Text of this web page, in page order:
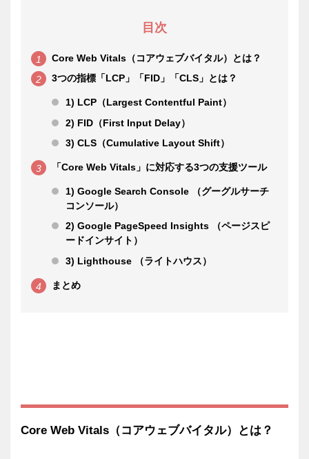
目次
Core Web Vitals（コアウェブバイタル）とは？
3つの指標「LCP」「FID」「CLS」とは？
1) LCP（Largest Contentful Paint）
2) FID（First Input Delay）
3) CLS（Cumulative Layout Shift）
「Core Web Vitals」に対応する3つの支援ツール
1) Google Search Console （グーグルサーチ
コンソール）
2) Google PageSpeed Insights （ページスピ
ードインサイト）
3) Lighthouse （ライトハウス）
まとめ
Core Web Vitals（コアウェブバイタル）とは？